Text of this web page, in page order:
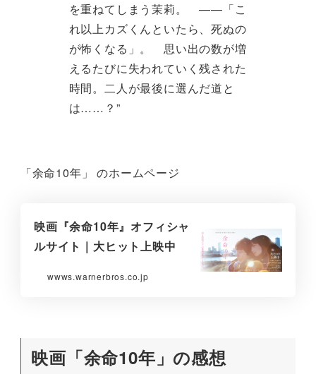
を重ねてしまう茉莉。 ——「こ
れ以上カズくんといたら、死ぬの
が怖くなる」。 思い出の数が増
えるたびに失われていく残された
時間。二人が最後に選んだ道と
は……？”
「余命10年」 のホームページ
映画『余命10年』オフィシャ
ルサイト｜大ヒット上映中
wwws.warnerbros.co.jp
映画「余命10年」の感想